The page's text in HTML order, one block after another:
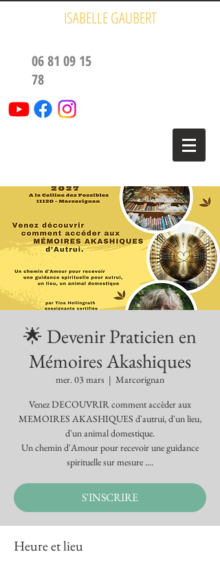
ISABELLE GAUBERT
06 81 09 15
78
🌟 Devenir Praticien en
Mémoires Akashiques
mer. 03 mars
  |
Marcorignan
Venez DECOUVRIR comment accèder aux
MEMOIRES AKASHIQUES d'autrui, d'un lieu,
d'un animal domestique.
Un chemin d'Amour pour recevoir une guidance
spirituelle sur mesure ....
S'INSCRIRE
Heure et lieu